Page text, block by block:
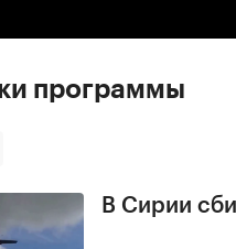
программы
В Сирии